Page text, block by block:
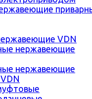
VDN
нержавеющие
нержавеющие